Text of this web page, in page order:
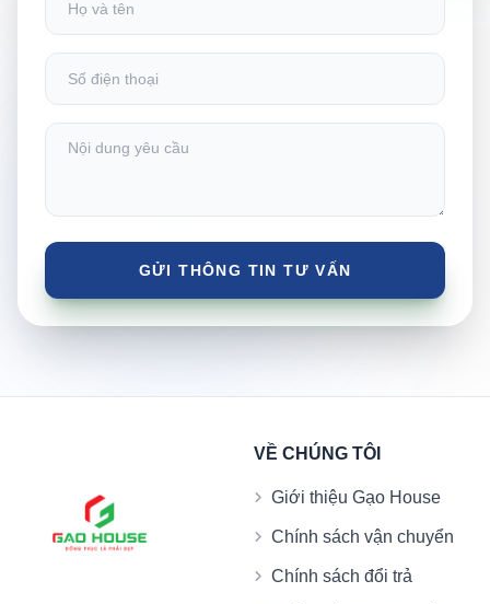
VỀ CHÚNG TÔI
Giới thiệu Gạo House
Chính sách vận chuyển
Chính sách đổi trả